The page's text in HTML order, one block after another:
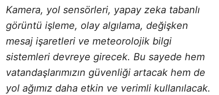
Kamera, yol sensörleri, yapay zeka tabanlı
görüntü işleme, olay algılama, değişken
mesaj işaretleri ve meteorolojik bilgi
sistemleri devreye girecek. Bu sayede hem
vatandaşlarımızın güvenliği artacak hem de
yol ağımız daha etkin ve verimli kullanılacak.